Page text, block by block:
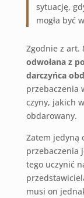
sytuację,
mogła być
Zgodnie z art.
odwołana z
darczyńca
przebaczenia
czyny, jakich
obdarowany.
Zatem jedyną
przebaczenia
tego uczynić
musi on